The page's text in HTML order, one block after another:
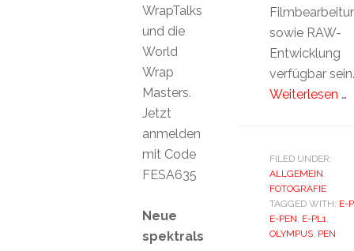
sowie RAW-
Entwicklung
verfügbar
Weiterlesen …
FILED UNDER:
ALLGEMEIN
FOTOGRAFIE
TAGGED WITH: E-
E-PEN E-PL1
OLYMPUS, PEN
WrapTalks
und die
World
Wrap
Masters.
Jetzt
anmelden
mit Code
FESA635
Neue
spektrals